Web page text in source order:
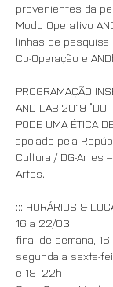
provenientes da
Modo Operativo
linhas de pesquisa
Co-Operação e
PROGRAMAÇÃO
AND LAB 2019 “DO
PODE UMA ÉTICA
apoiado pela
Cultura / DG-Artes
Artes.
::: HORÁRIOS &
16 a 22/03
final de semana, 16
segunda a sexta-
e 19–22h